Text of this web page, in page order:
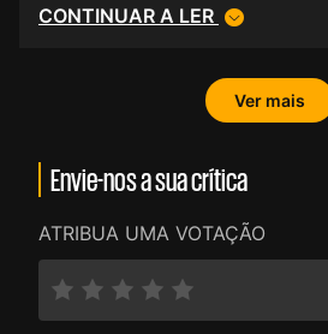
CONTINUAR A LER
Ver mais
Envie-nos a sua crítica
ATRIBUA UMA VOTAÇÃO